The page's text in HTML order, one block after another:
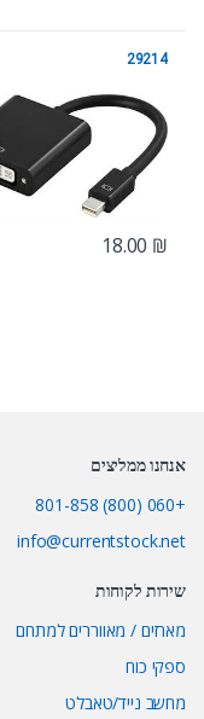
DVI
29214
18.00 ₪
אנחנו ממליצים
+060 (800) 801-858
info@currentstock.net
שירות לקוחות
מארזים / מאווררים למתחם
ספקי כוח
מחשב נייד/טאבלט